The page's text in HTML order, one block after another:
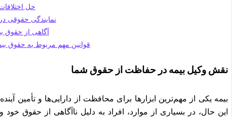
6. حل
7. نمایندگی حقوقی
8. آگاهی از
قوانین مهم مربوط به حقوق
نقش وکیل بیمه در حفاظت از حقوق شما
بیمه یکی از مهم‌ترین ابزارها برای محافظت از دارایی‌ها و تأمین
این حال، در بسیاری از موارد، افراد به دلیل ناآگاهی از حقوق خود